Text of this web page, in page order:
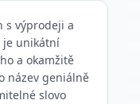
s výprodeji a
je unikátní
a okamžitě
název geniálně
slovo